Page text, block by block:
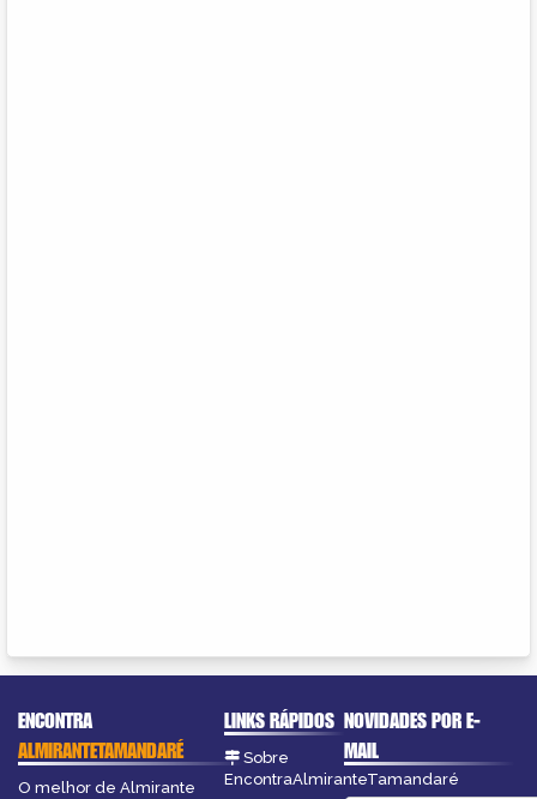
ENCONTRA
ALMIRANTETAMANDARÉ
O melhor de Almirante
LINKS RÁPIDOS
Sobre
EncontraAlmiranteTamandaré
NOVIDADES POR E-
MAIL